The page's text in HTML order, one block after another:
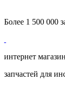
Более 1 500 000
интернет магазин
запчастей для